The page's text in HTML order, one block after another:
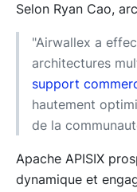
Selon Ryan Cao,
"Airwallex a
architectures
support
hautement
de la
Apache APISIX
dynamique et